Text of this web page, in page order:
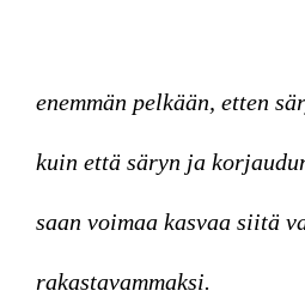
enemmän pelkään, etten
kuin että säryn ja
saan voimaa kasvaa siitä
rakastavammaksi.